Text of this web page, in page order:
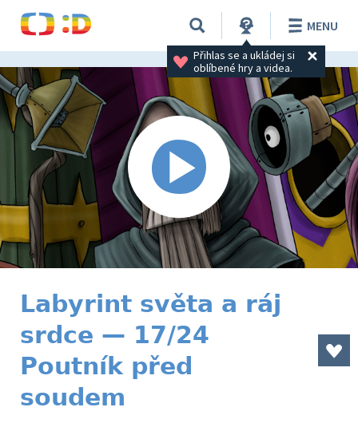
Přihlas se a ukládej si
oblíbené hry a videa.
MENU
Labyrint světa a ráj
srdce — 17/24
Poutník před
soudem